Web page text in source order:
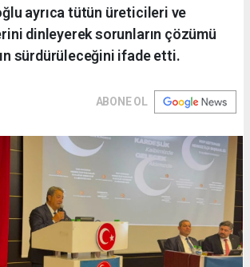
ayrıca tütün üreticileri ve
dinleyerek sorunların çözümü
sürdürüleceğini ifade etti.
ABONE OL